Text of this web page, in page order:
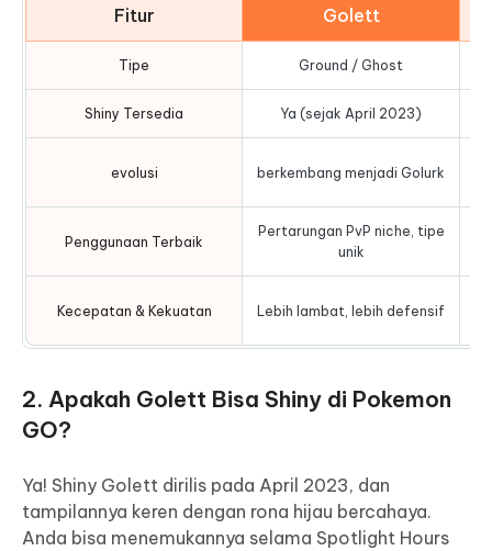
Fitur Golett
Tipe Ground / Ghost
Shiny Tersedia Ya (sejak April 2023)
evolusi berkembang menjadi Golurk
Penggunaan Terbaik
Pertarungan PvP niche, tipe
unik
Kecepatan & Kekuatan Lebih lambat, lebih defensif
2. Apakah Golett Bisa Shiny di Pokemon
GO?
Ya! Shiny Golett dirilis pada April 2023, dan
tampilannya keren dengan rona hijau bercahaya.
Anda bisa menemukannya selama Spotlight Hours